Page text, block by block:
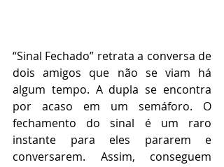
“Sinal Fechado” retrata a conversa de
dois amigos que não se viam há
algum tempo. A dupla se encontra
por acaso em um semáforo. O
fechamento do sinal é um raro
instante para eles pararem e
conversarem. Assim, conseguem